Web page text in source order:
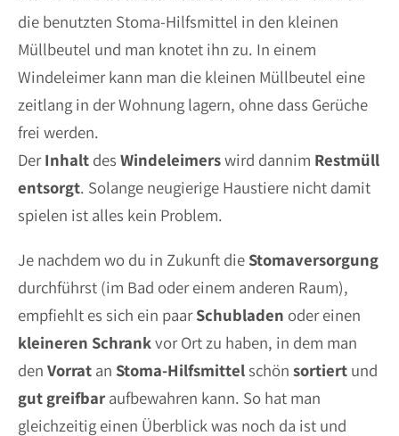
die benutzten Stoma-Hilfsmittel in den kleinen
Müllbeutel und man knotet ihn zu. In einem
Windeleimer kann man die kleinen Müllbeutel eine
zeitlang in der Wohnung lagern, ohne dass Gerüche
frei werden.
DerInhalt des Windeleimerswird dannim Restmüll
entsorgt. Solange neugierige Haustiere nicht damit
spielen ist alles kein Problem.
Je nachdem wo du in Zukunft die Stomaversorgung
durchführst (im Bad oder einem anderen Raum),
empfiehlt es sich ein paarSchubladen oder einen
kleineren Schrankvor Ort zu haben, in dem man
den Vorrat an Stoma-Hilfsmittelschön sortiert und
gut greifbaraufbewahren kann. So hat man
gleichzeitig einen Überblick was noch da ist und